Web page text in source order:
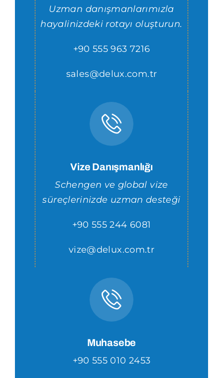
Uzman danışmanlarımızla
hayalinizdeki rotayı oluşturun.
+90 555 963 7216
sales@delux.com.tr
Vize Danışmanlığı
Schengen ve global vize
süreçlerinizde uzman desteği
+90 555 244 6081
vize@delux.com.tr
Muhasebe
+90 555 010 2453